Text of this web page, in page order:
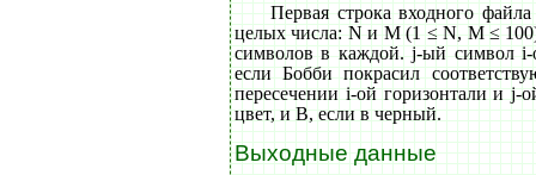
Первая строка входного
целых числа: N и M (1 ≤ N, M ≤
символов в каждой. j-ый символ i-
если Бобби покрасил
пересечении i-ой горизонтали и j-
цвет, и B, если в черный.
Выходные данные